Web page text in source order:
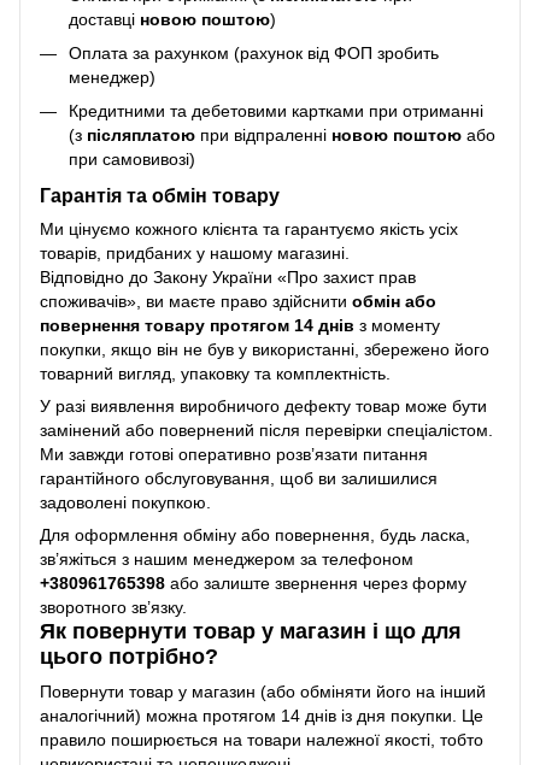
доставці новою поштою)
Оплата за рахунком (рахунок від ФОП зробить
менеджер)
Кредитними та дебетовими картками при отриманні
(з післяплатою при відпраленні новою поштою або
при самовивозі)
Гарантія та обмін товару
Ми цінуємо кожного клієнта та гарантуємо якість усіх
товарів, придбаних у нашому магазині.
Відповідно до Закону України «Про захист прав
споживачів», ви маєте право здійснити обмін або
повернення товару протягом 14 днів з моменту
покупки, якщо він не був у використанні, збережено його
товарний вигляд, упаковку та комплектність.
У разі виявлення виробничого дефекту товар може бути
замінений або повернений після перевірки спеціалістом.
Ми завжди готові оперативно розв’язати питання
гарантійного обслуговування, щоб ви залишилися
задоволені покупкою.
Для оформлення обміну або повернення, будь ласка,
зв’яжіться з нашим менеджером за телефоном
+380961765398 або залиште звернення через форму
зворотного зв’язку.
Як повернути товар у магазин і що для
цього потрібно?
Повернути товар у магазин (або обміняти його на інший
аналогічний) можна протягом 14 днів із дня покупки. Це
правило поширюється на товари належної якості, тобто